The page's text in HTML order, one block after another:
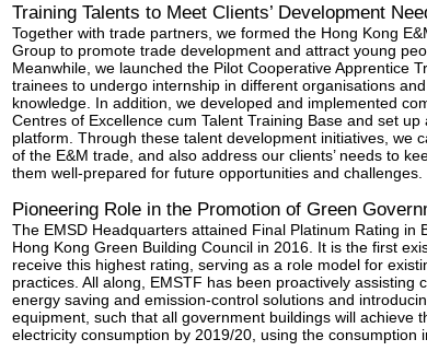
Training Talents to Meet Clients’ Development
Together with trade partners, we formed the Hong Kong
Group to promote trade development and attract young
Meanwhile, we launched the Pilot Cooperative Apprentice
trainees to undergo internship in different organisations
knowledge. In addition, we developed and implemented
Centres of Excellence cum Talent Training Base and set
platform. Through these talent development initiatives, we
of the E&M trade, and also address our clients’ needs to
them well-prepared for future opportunities and challenges.
Pioneering Role in the Promotion of Green
The EMSD Headquarters attained Final Platinum Rating in
Hong Kong Green Building Council in 2016. It is the first
receive this highest rating, serving as a role model for
practices. All along, EMSTF has been proactively assisting
energy saving and emission-control solutions and
equipment, such that all government buildings will achieve
electricity consumption by 2019/20, using the consumption